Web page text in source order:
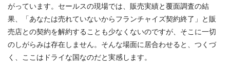
がっています。セールスの現場では、販売実績と覆面調査の結
果、「あなたは売れていないからフランチャイズ契約終了」と販
売店との契約を解約することも少なくないのですが、そこに一切
のしがらみは存在しません。そんな場面に居合わせると、つくづ
く、ここはドライな国なのだと実感します。